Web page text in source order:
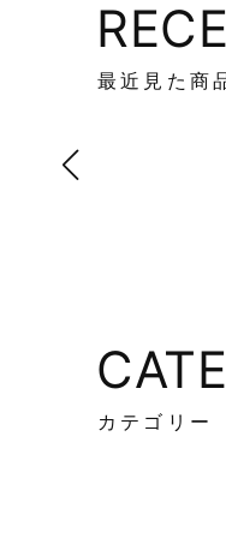
最近見た商
カテゴリー